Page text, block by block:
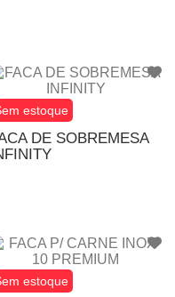
estoque
DE SOBREMESA
estoque